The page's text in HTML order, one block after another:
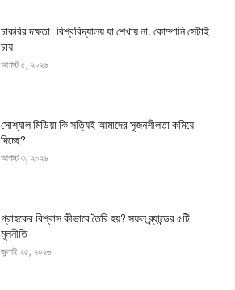
চাকরির দক্ষতা: বিশ্ববিদ্যালয় যা শেখায় না, কোম্পানি সেটাই
চায়
আগস্ট ৫, ২০২৬
সোশ্যাল মিডিয়া কি সত্যিই আমাদের সৃজনশীলতা কমিয়ে
দিচ্ছে?
আগস্ট ৩, ২০২৬
গ্রাহকের বিশ্বাস কীভাবে তৈরি হয়? সফল ব্র্যান্ডের ৫টি
মূলনীতি
জুলাই ২৫, ২০২৬